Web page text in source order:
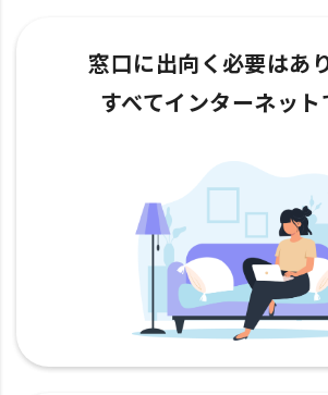
窓口に出向く必要はあ
すべてインターネッ